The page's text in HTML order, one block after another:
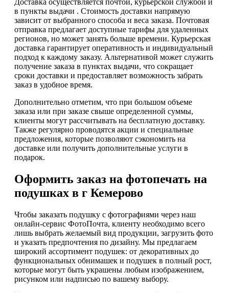
Доставка осуществляется почтой, курьерской службой и
в пункты выдачи . Стоимость доставки напрямую
зависит от выбранного способа и веса заказа. Почтовая
отправка предлагает доступные тарифы для удаленных
регионов, но может занять больше времени. Курьерская
доставка гарантирует оперативность и индивидуальный
подход к каждому заказу. Альтернативой может служить
получение заказа в пунктах выдачи, что сокращает
сроки доставки и предоставляет возможность забрать
заказ в удобное время.
Дополнительно отметим, что при большом объеме
заказа или при заказе свыше определенной суммы,
клиенты могут рассчитывать на бесплатную доставку.
Также регулярно проводятся акции и специальные
предложения, которые позволяют сэкономить на
доставке или получить дополнительные услуги в
подарок.
Оформить заказ на фотопечать на
подушках в г Кемерово
Чтобы заказать подушку с фотографиями через наш
онлайн-сервис ФотоПочта, клиенту необходимо всего
лишь выбрать желаемый вид продукции, загрузить фото
и указать предпочтения по дизайну. Мы предлагаем
широкий ассортимент подушек: от декоративных до
функциональных обнимашек и подушек в полный рост,
которые могут быть украшены любым изображением,
рисунком или надписью по вашему выбору.